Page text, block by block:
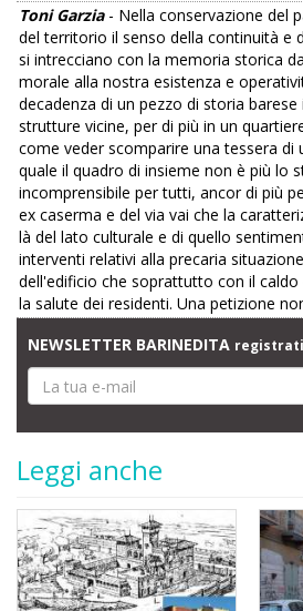
Toni Garzia- Nella conservazione del
del territorio il senso della continuità e
si intrecciano con la memoria storica
morale alla nostra esistenza e
decadenza di un pezzo di storia
strutture vicine, per di più in un
come veder scomparire una tessera di
quale il quadro di insieme non è più lo
incomprensibile per tutti, ancor di più
ex caserma e del via vai che la
là del lato culturale e di quello
interventi relativi alla precaria
dell'edificio che soprattutto con il caldo
la salute dei residenti. Una petizione
NEWSLETTER BARINEDITA registrati
Leggi anche